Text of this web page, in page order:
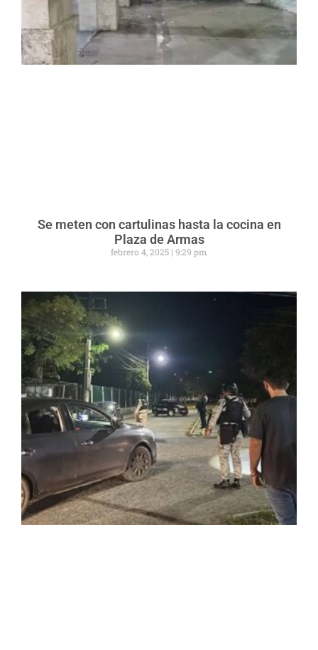
Se meten con cartulinas hasta la cocina en
Plaza de Armas
febrero 4, 2025 9:29 pm